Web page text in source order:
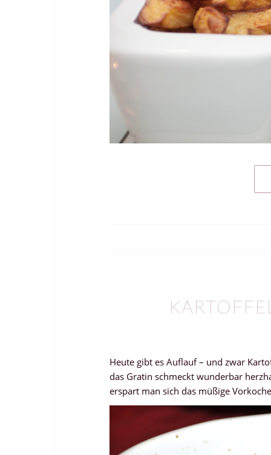
Heute gibt es Auflauf – und zwar
das Gratin schmeckt wunderbar
erspart man sich das müßige